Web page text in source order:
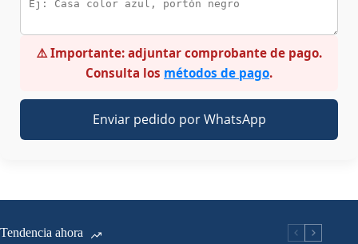
⚠️Importante: adjuntar comprobante de pago.
Consulta los métodos de pago.
Enviar pedido por WhatsApp
Tendencia ahora